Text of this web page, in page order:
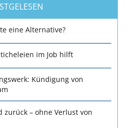
eine Alternative?
im Job hilft
Kündigung von
zurück – ohne Verlust von